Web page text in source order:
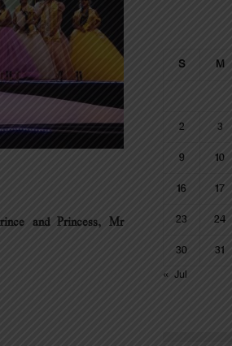
and Princess, Mr
S M
2 3
9 10
16 17
23 24
30
31
« Jul